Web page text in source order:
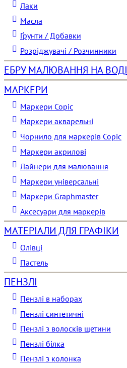
Лаки
Масла
Ґрунти / Добавки
Розріджувачі / Розчинники
ЕБРУ МАЛЮВАННЯ НА ВОДІ
МАРКЕРИ
Маркери Copic
Маркери акварельні
Чорнило для маркерів Copic
Маркери акрилові
Лайнери для малювання
Маркери універсальні
Маркери Graphmaster
Аксесуари для маркерів
МАТЕРІАЛИ ДЛЯ ГРАФІКИ
Олівці
Пастель
ПЕНЗЛІ
Пензлі в наборах
Пензлі синтетичні
Пензлі з волосків щетини
Пензлі білка
Пензлі з колонка